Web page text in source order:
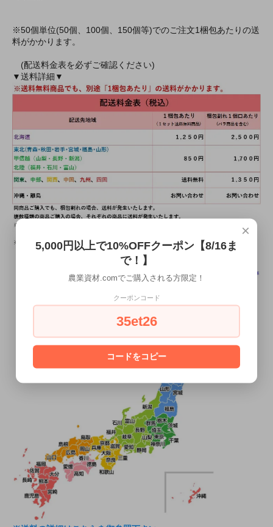
※50個単位(50個、100個、150個等)でのご注文1梱包あたりの送
料がかかります。
(配送料金表を必ずご確認ください)
▼送料詳細▼
×
5,000円以上で10%OFFクーポン【8/16ま
で！】
農業資材.comでご購入される方限定！
クーポンコード
35et26
コードをコピー